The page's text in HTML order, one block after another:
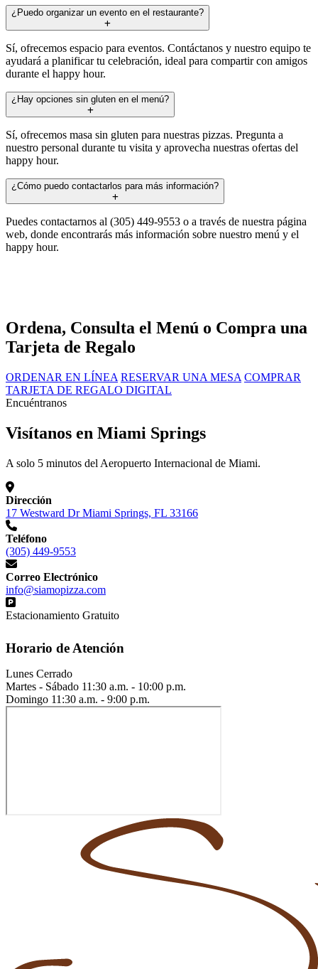
¿Puedo organizar un evento en el restaurante?
Sí, ofrecemos espacio para eventos. Contáctanos y nuestro equipo te
ayudará a planificar tu celebración, ideal para compartir con amigos
durante el happy hour.
¿Hay opciones sin gluten en el menú?
Sí, ofrecemos masa sin gluten para nuestras pizzas. Pregunta a
nuestro personal durante tu visita y aprovecha nuestras ofertas del
happy hour.
¿Cómo puedo contactarlos para más información?
Puedes contactarnos al (305) 449-9553 o a través de nuestra página
web, donde encontrarás más información sobre nuestro menú y el
happy hour.
Ordena, Consulta el Menú o Compra una
Tarjeta de Regalo
ORDENAR EN LÍNEA RESERVAR UNA MESA COMPRAR
TARJETA DE REGALO DIGITAL
Encuéntranos
Visítanos en Miami Springs
A solo 5 minutos del Aeropuerto Internacional de Miami.
Dirección
17 Westward Dr Miami Springs, FL 33166
Teléfono
(305) 449-9553
Correo Electrónico
info@siamopizza.com
Estacionamiento Gratuito
Horario de Atención
Lunes Cerrado
Martes - Sábado 11:30 a.m. - 10:00 p.m.
Domingo 11:30 a.m. - 9:00 p.m.